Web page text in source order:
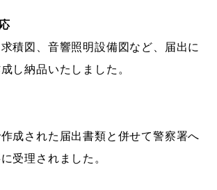
積図、音響照明設備図など、届出に
し納品いたしました。
成された届出書類と併せて警察署へ
受理されました。